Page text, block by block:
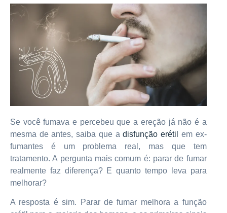
Se você fumava e percebeu que a ereção já não é a
mesma de antes, saiba que adisfunção erétil
em ex-
fumantes é um problema real, mas que tem
tratamento. A pergunta mais comum é: parar de fumar
realmente faz diferença? E quanto tempo leva para
melhorar?
A resposta é sim. Parar de fumar melhora a função